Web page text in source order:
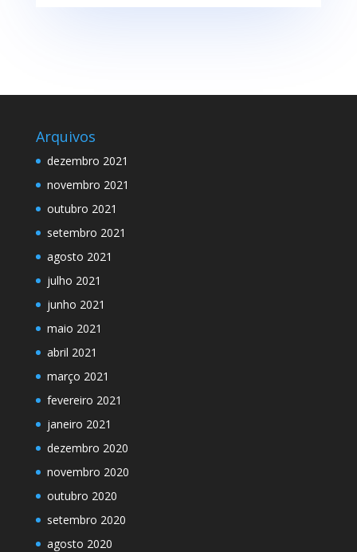
Arquivos
dezembro 2021
novembro 2021
outubro 2021
setembro 2021
agosto 2021
julho 2021
junho 2021
maio 2021
abril 2021
março 2021
fevereiro 2021
janeiro 2021
dezembro 2020
novembro 2020
outubro 2020
setembro 2020
agosto 2020